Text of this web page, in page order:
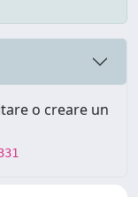
o creare un